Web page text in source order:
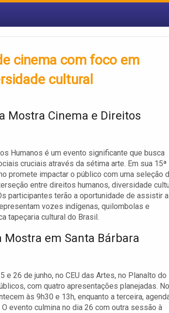
cinema com foco em
cultural
Mostra Cinema e Direitos
Humanos é um evento significante que busca
cruciais através da sétima arte. Em sua 15ª
promete impactar o público com uma seleção
entre direitos humanos, diversidade
participantes terão a oportunidade de assistir a
vozes indígenas, quilombolas e
tapeçaria cultural do Brasil.
Mostra em Santa Bárbara
26 de junho, no CEU das Artes, no Planalto do
com quatro apresentações planejadas. No
às 9h30 e 13h, enquanto a terceira,
evento culmina no dia 26 com outra sessão à